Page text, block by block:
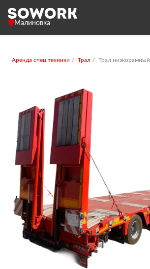
Малиновка
Аренда спец.техники Трал Трал низкорамный